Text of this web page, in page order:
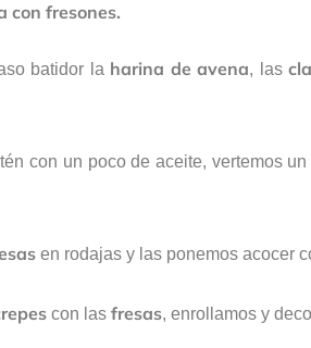
con fresones.
batidor laharina de avena, las
con un poco de aceite, vertemos
en rodajas y las ponemos acocer
con las fresas, enrollamos y